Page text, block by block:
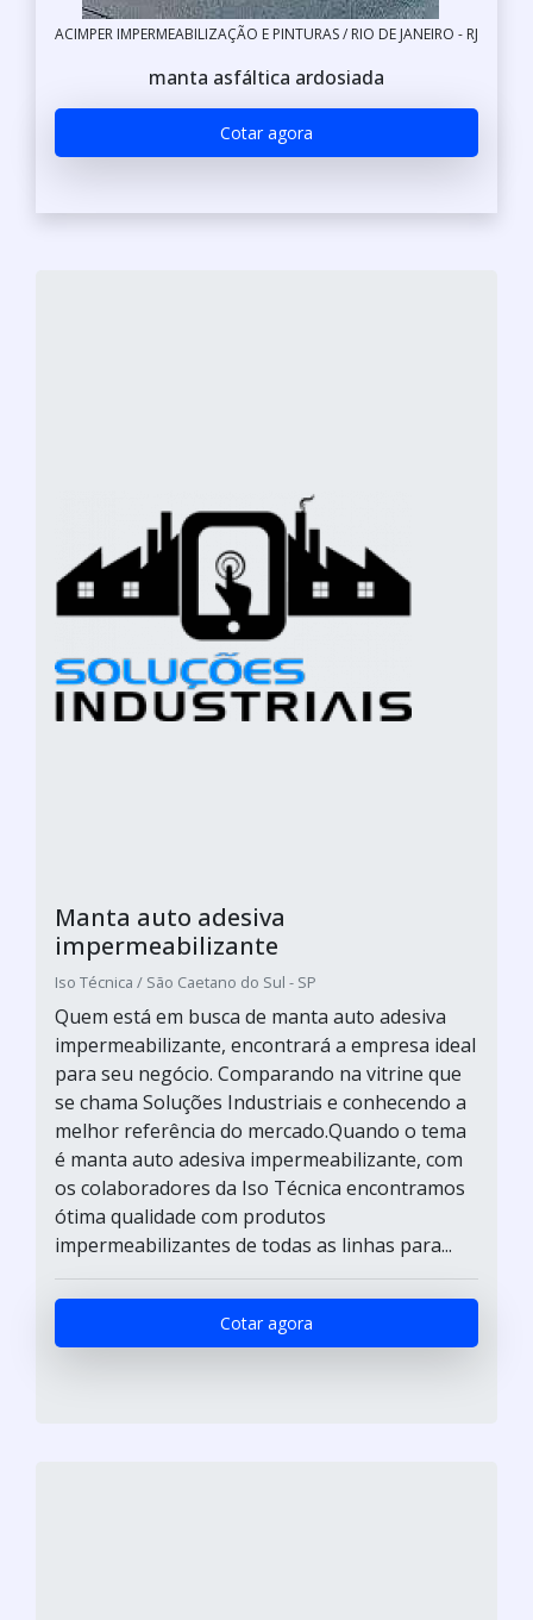
ACIMPER IMPERMEABILIZAÇÃO E PINTURAS / RIO DE JANEIRO - RJ
manta asfáltica ardosiada
Cotar agora
Manta auto adesiva
impermeabilizante
Iso Técnica / São Caetano do Sul - SP
Quem está em busca de manta auto adesiva
impermeabilizante, encontrará a empresa ideal
para seu negócio. Comparando na vitrine que
se chama Soluções Industriais e conhecendo a
melhor referência do mercado.Quando o tema
é manta auto adesiva impermeabilizante, com
os colaboradores da Iso Técnica encontramos
ótima qualidade com produtos
impermeabilizantes de todas as linhas para...
Cotar agora